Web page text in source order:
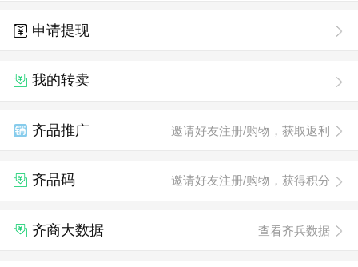
申请提现
我的转卖
齐品推广 邀请好友注册/购物，获取返利
齐品码 邀请好友注册/购物，获得积分
齐商大数据 查看齐兵数据